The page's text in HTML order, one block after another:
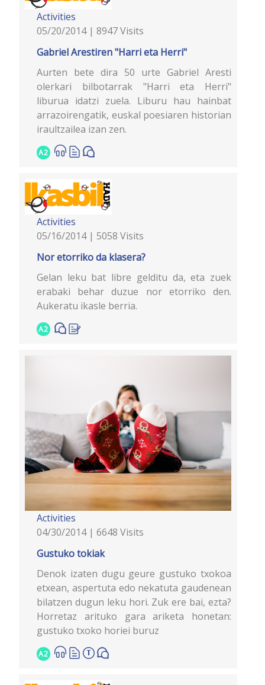
Activities
05/20/2014 | 8947 Visits
Gabriel Arestiren "Harri eta Herri"
Aurten bete dira 50 urte Gabriel Aresti
olerkari bilbotarrak "Harri eta Herri"
liburua idatzi zuela. Liburu hau hainbat
arrazoirengatik, euskal poesiaren historian
iraultzailea izan zen.
A2
Activities
05/16/2014 | 5058 Visits
Nor etorriko da klasera?
Gelan leku bat libre gelditu da, eta zuek
erabaki behar duzue nor etorriko den.
Aukeratu ikasle berria.
A2
Activities
04/30/2014 | 6648 Visits
Gustuko tokiak
Denok izaten dugu geure gustuko txokoa
etxean, aspertuta edo nekatuta gaudenean
bilatzen dugun leku hori. Zuk ere bai, ezta?
Horretaz arituko gara ariketa honetan:
gustuko txoko horiei buruz
A2